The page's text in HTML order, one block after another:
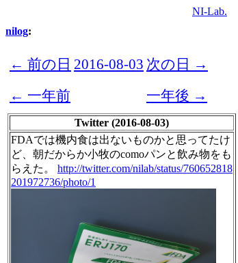
NI-Lab.
nilog:
← 前の日 2016-08-03 次の日 →
← 一年前
一年後 →
Twitter (2016-08-03)
FDAでは機内食は出ないものかと思ってたけ
ど、朝だからか小牧のcomoパンと飲み物をも
らえた。 http://twitter.com/nilab/status/760652818
201972736/photo/1